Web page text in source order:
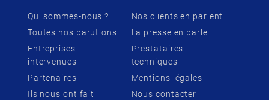
Qui sommes-nous ?
Toutes nos parutions
Entreprises
intervenues
Partenaires
Ils nous ont fait
Nos clients en parlent
La presse en parle
Prestataires
techniques
Mentions légales
Nous contacter